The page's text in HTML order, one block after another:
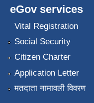
eGov services
Vital Registration
Social Security
Citizen Charter
Application Letter
मतदाता नामावली विवरण